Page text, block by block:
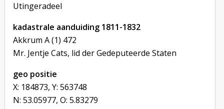
Utingeradeel
kadastrale aanduiding 1811-1832
Akkrum A (1) 472
Mr. Jentje Cats, lid der Gedeputeerde Staten
geo positie
X: 184873, Y: 563748
N: 53.05977, O: 5.83279